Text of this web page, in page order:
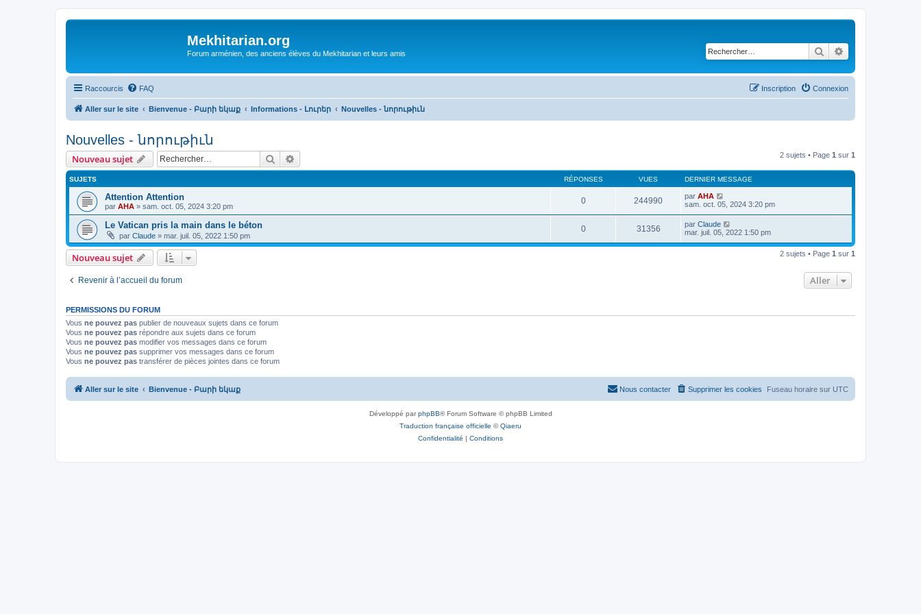
Mekhitarian.org
Forum arménien, des anciens élèves du Mekhitarian et leurs amis Rechercher
Raccourcis FAQ Connexion
Inscription
Aller sur le site Bienvenue - Բարի եկաք Informations - Լուրեր Nouvelles - նորութիւն
Nouvelles - նորութիւն
Nouveau sujet Rechercher 2 sujets • Page 1 sur 1
SUJETS RÉPONSES VUES DERNIER MESSAGE
Attention Attention
par AHA » sam. oct. 05, 2024 3:20 pm
0 244990 par AHA
sam. oct. 05, 2024 3:20 pm
Le Vatican pris la main dans le béton
par Claude » mar. juil. 05, 2022 1:50 pm
0 31356 par Claude
mar. juil. 05, 2022 1:50 pm
Nouveau sujet 2 sujets • Page 1 sur 1
Revenir à l’accueil du forum Aller
PERMISSIONS DU FORUM
Vous ne pouvez pas publier de nouveaux sujets dans ce forum
Vous ne pouvez pas répondre aux sujets dans ce forum
Vous ne pouvez pas modifier vos messages dans ce forum
Vous ne pouvez pas supprimer vos messages dans ce forum
Vous ne pouvez pas transférer de pièces jointes dans ce forum
Aller sur le site Bienvenue - Բարի եկաք Fuseau horaire sur UTC
Supprimer les cookies
Nous contacter
Développé parphpBB® Forum Software © phpBB Limited
Traduction française officielle ©Qiaeru
Confidentialité | Conditions